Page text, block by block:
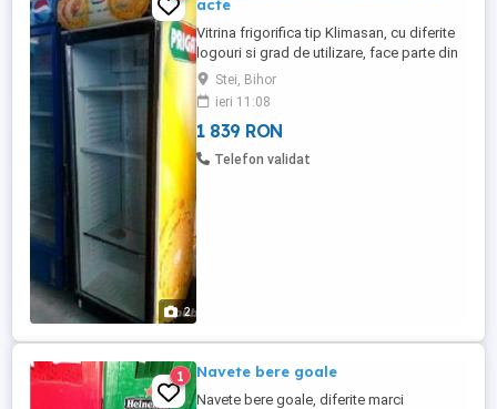
2
acte
Vitrina frigorifica tip Klimasan, cu diferite
logouri si grad de utilizare, face parte din
clasa profesional si se utilileaza pentru
pastrarea alimentelor, racoritoarelor si a
bauturilor alcoolice la o temperatura de 3 -
6 grade C. Clasa energetica A consumul
redus 280w/2,5map/h. Capacitate 335l.
Stei, Bihor
ieri 11:08
1 839 RON
Telefon validat
1 Navete bere goale
Navete bere goale, diferite marci